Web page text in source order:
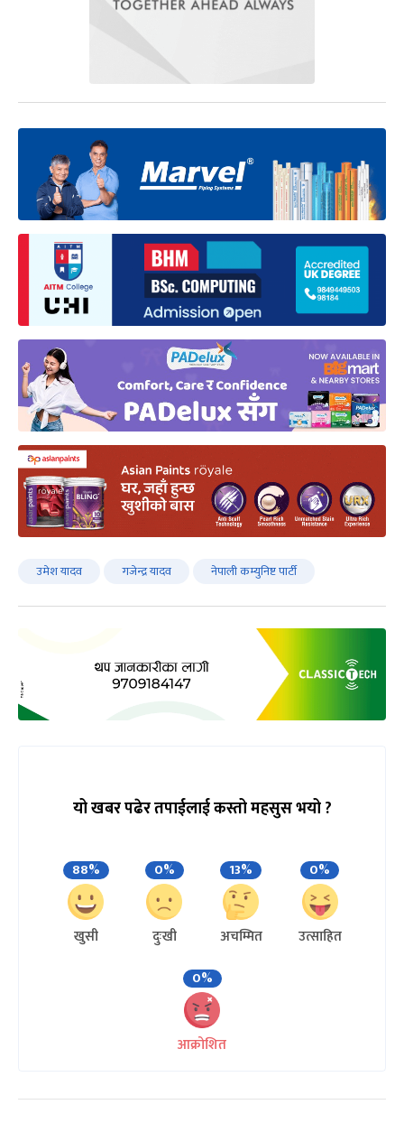
उमेश यादव गजेन्द्र यादव नेपाली कम्युनिष्ट पार्टी
यो खबर पढेर तपाईलाई कस्तो महसुस भयो ?
88%
खुसी
0%
दुःखी
13%
अचम्मित
0%
उत्साहित
0%
आक्रोशित